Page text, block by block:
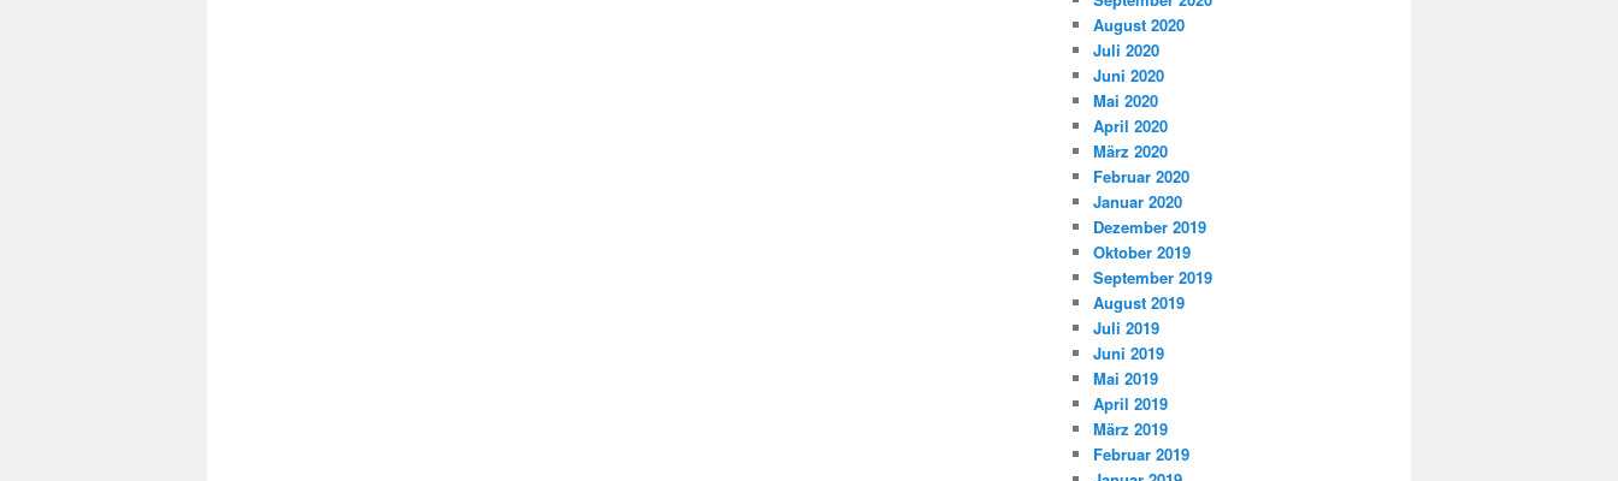
August 2020
Juli 2020
Juni 2020
Mai 2020
April 2020
März 2020
Februar 2020
Januar 2020
Dezember 2019
Oktober 2019
September 2019
August 2019
Juli 2019
Juni 2019
Mai 2019
April 2019
März 2019
Februar 2019